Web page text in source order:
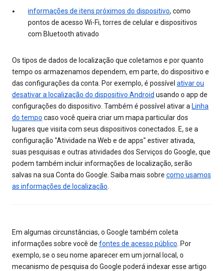
informações de itens próximos do dispositivo, como
pontos de acesso Wi-Fi, torres de celular e dispositivos
com Bluetooth ativado
Os tipos de dados de localização que coletamos e por quanto
tempo os armazenamos dependem, em parte, do dispositivo e
das configurações da conta. Por exemplo, é possível ativar ou
desativar a localização do dispositivo Android usando o app de
configurações do dispositivo. Também é possível ativar a Linha
do tempo caso você queira criar um mapa particular dos
lugares que visita com seus dispositivos conectados. E, se a
configuração "Atividade na Web e de apps" estiver ativada,
suas pesquisas e outras atividades dos Serviços do Google, que
podem também incluir informações de localização, serão
salvas na sua Conta do Google. Saiba mais sobre como usamos
as informações de localização
Em algumas circunstâncias, o Google também coleta
informações sobre você de fontes de acesso público . Por
exemplo, se o seu nome aparecer em um jornal local, o
mecanismo de pesquisa do Google poderá indexar esse artigo